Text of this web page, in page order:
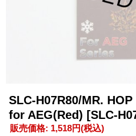
SLC-H07R80/MR.
for AEG(Red) [SLC-
販売価格: 1,518円(税込)